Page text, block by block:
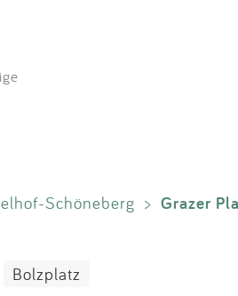
Schöneberg > Grazer
Bolzplatz